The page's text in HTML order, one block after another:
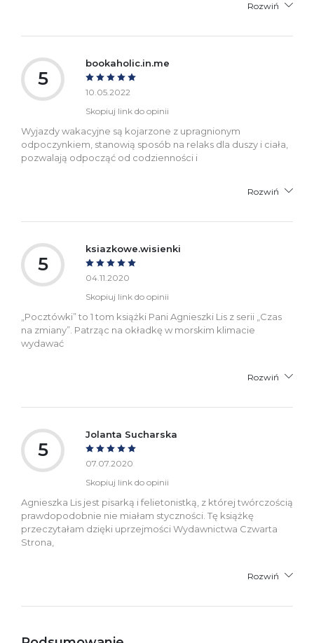
Rozwiń
5
bookaholic.in.me
10.05.2022
Skopiuj link do opinii
Wyjazdy wakacyjne są kojarzone z upragnionym
odpoczynkiem, stanowią sposób na relaks dla duszy i ciała,
pozwalają odpocząć od codzienności i
Rozwiń
5
ksiazkowe.wisienki
04.11.2020
Skopiuj link do opinii
„Pocztówki” to 1 tom książki Pani Agnieszki Lis z serii „Czas
na zmiany”. Patrząc na okładkę w morskim klimacie
wydawać
Rozwiń
5
Jolanta Sucharska
07.07.2020
Skopiuj link do opinii
Agnieszka Lis jest pisarką i felietonistką, z której twórczością
prawdopodobnie nie miałam styczności. Tę książkę
przeczytałam dzięki uprzejmości Wydawnictwa Czwarta
Strona,
Rozwiń